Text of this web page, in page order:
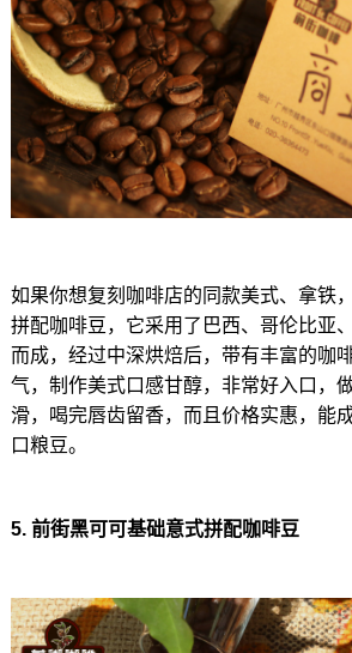
如果你想复刻咖啡店的同款美式、拿铁
拼配咖啡豆，它采用了巴西、哥伦比亚
而成，经过中深烘焙后，带有丰富的咖
气，制作美式口感甘醇，非常好入口，
滑，喝完唇齿留香，而且价格实惠，能
口粮豆。
5. 前街黑可可基础意式拼配咖啡豆